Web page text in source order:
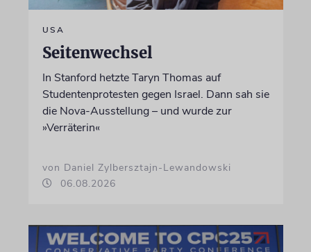
USA
Seitenwechsel
In Stanford hetzte Taryn Thomas auf
Studentenprotesten gegen Israel. Dann sah sie
die Nova-Ausstellung – und wurde zur
»Verräterin«
von Daniel Zylbersztajn-Lewandowski
06.08.2026